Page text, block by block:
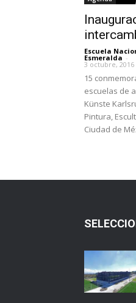
Escuela
Esmeralda -
3 octubre, 2016
15
escuelas de
Künste
Pintura,
Ciudad de